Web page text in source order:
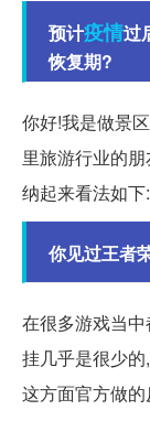
预计疫情过
恢复期?
你好!我是做景
里旅游行业的
纳起来看法如下
你见过王者
在很多游戏当
挂几乎是很少
这方面官方做